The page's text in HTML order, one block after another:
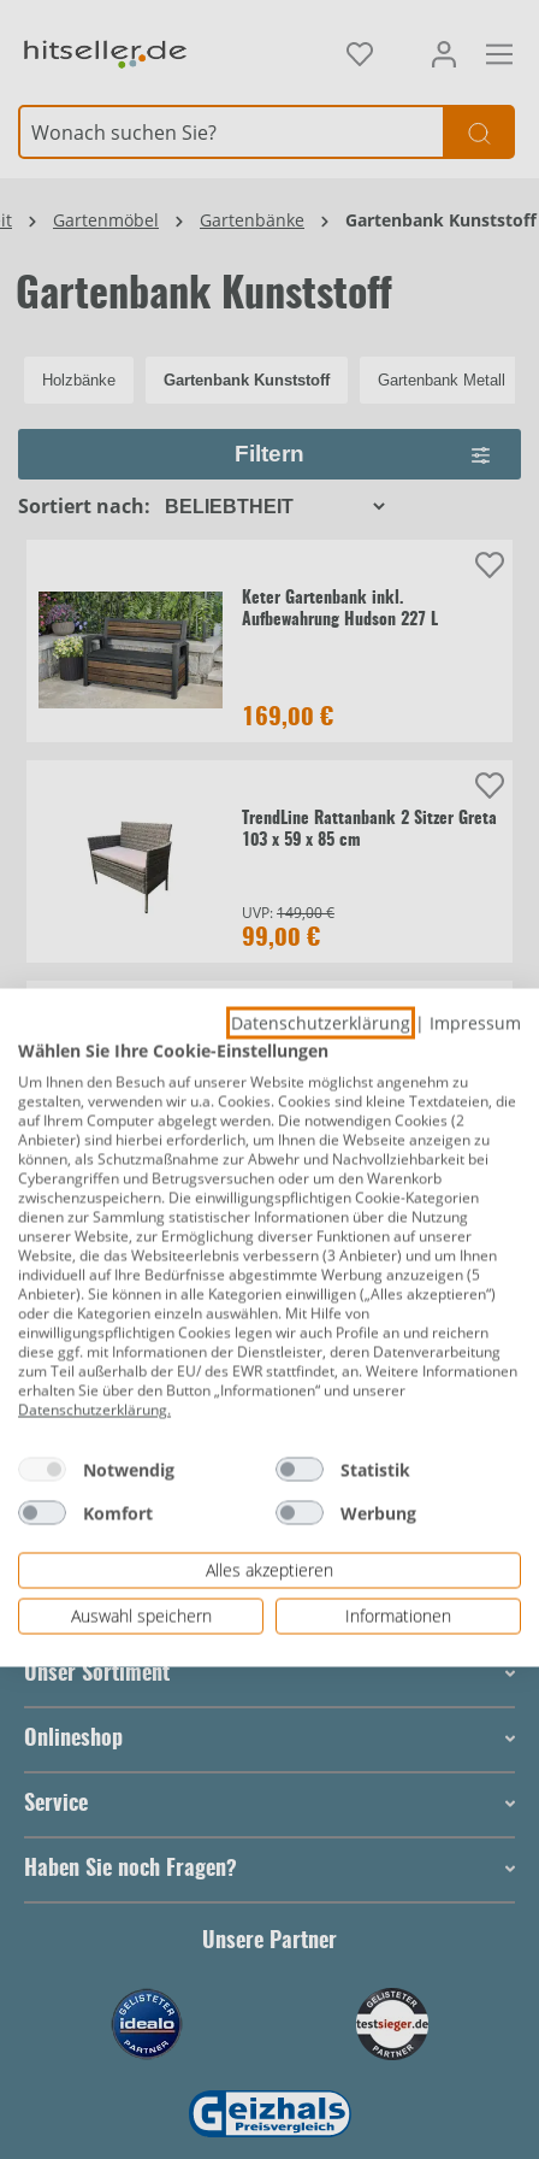
Gartenmöbel Gartenbänke Gartenbank Kunststoff
Gartenbank Kunststoff
Holzbänke Gartenbank Kunststoff Gartenbank Metall
Filtern
Sortiert nach:
Keter Gartenbank inkl.
Aufbewahrung Hudson 227 L
169,00 €
TrendLine Rattanbank 2 Sitzer Greta
103 x 59 x 85 cm
UVP:149,00 €
99,00 €
TrendLine Rattanbank 3 Sitzer Greta
149 x 59 x 85 cm
UVP: 229,00 €
129,00 €
3 von 3 Produkten angesehen
Element überspringen
Unser Sortiment
Onlineshop
Service
Haben Sie noch Fragen?
Unsere Partner
Datenschutzerklärung | Impressum
Wählen Sie Ihre Cookie-Einstellungen
Um Ihnen den Besuch auf unserer Website möglichst angenehm zu
gestalten, verwenden wir u.a. Cookies. Cookies sind kleine Textdateien, die
auf Ihrem Computer abgelegt werden. Die notwendigen Cookies (2
Anbieter) sind hierbei erforderlich, um Ihnen die Webseite anzeigen zu
können, als Schutzmaßnahme zur Abwehr und Nachvollziehbarkeit bei
Cyberangriffen und Betrugsversuchen oder um den Warenkorb
zwischenzuspeichern. Die einwilligungspflichtigen Cookie-Kategorien
dienen zur Sammlung statistischer Informationen über die Nutzung
unserer Website, zur Ermöglichung diverser Funktionen auf unserer
Website, die das Websiteerlebnis verbessern (3 Anbieter) und um Ihnen
individuell auf Ihre Bedürfnisse abgestimmte Werbung anzuzeigen (5
Anbieter). Sie können in alle Kategorien einwilligen („Alles akzeptieren“)
oder die Kategorien einzeln auswählen. Mit Hilfe von
einwilligungspflichtigen Cookies legen wir auch Profile an und reichern
diese ggf. mit Informationen der Dienstleister, deren Datenverarbeitung
zum Teil außerhalb der EU/ des EWR stattfindet, an. Weitere Informationen
erhalten Sie über den Button „Informationen“ und unserer
Datenschutzerklärung.
Notwendig
Statistik
Komfort
Werbung
Alles akzeptieren
Auswahl speichern
Informationen